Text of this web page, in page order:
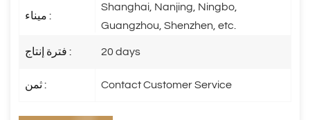
ميناء :
Shanghai, Nanjing, Ningbo,
Guangzhou, Shenzhen, etc.
فترة إنتاج : 20 days
ثمن : Contact Customer Service